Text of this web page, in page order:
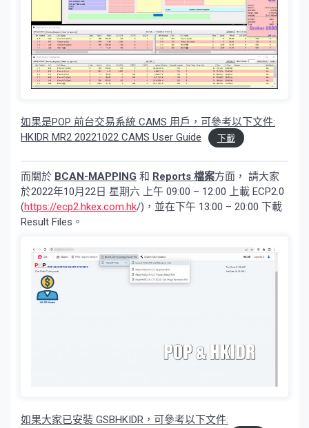
如果是POP 前台交易系統 CAMS 用戶，可參考以下文件:
HKIDR MR2 20221022 CAMS User Guide
下載
而關於 BCAN-MAPPING 和 Reports 檔案方面， 請大家
於2022年10月22日 星期六 上午 09:00 – 12:00 上載 ECP2.0
(https://ecp2.hkex.com.hk/)，並在下午 13:00 – 20:00 下載
Result Files。
如果大家已安裝 GSBHKIDR，可參考以下文件: